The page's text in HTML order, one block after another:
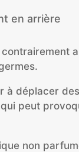
en arrière
contrairement
à déplacer des
qui peut
non